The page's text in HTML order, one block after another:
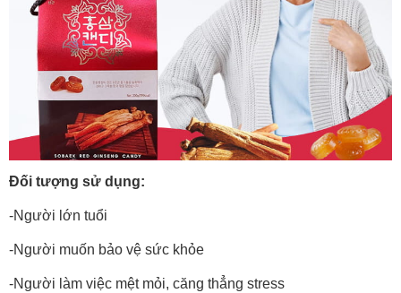
Đối tượng sử dụng:
-Người lớn tuổi
-Người muốn bảo vệ sức khỏe
-Người làm việc mệt mỏi, căng thẳng stress